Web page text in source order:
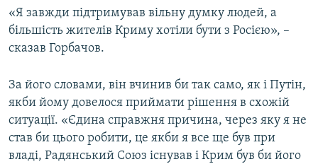
«Я завжди підтримував вільну думку людей, а
більшість жителів Криму хотіли бути з Росією», –
сказав Горбачов.
За його словами, він вчинив би так само, як і Путін,
якби йому довелося приймати рішення в схожій
ситуації. «Єдина справжня причина, через яку я не
став би цього робити, це якби я все ще був при
владі, Радянський Союз існував і Крим був би його